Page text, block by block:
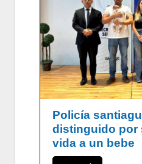
Policía
distinguido por
vida a un bebe